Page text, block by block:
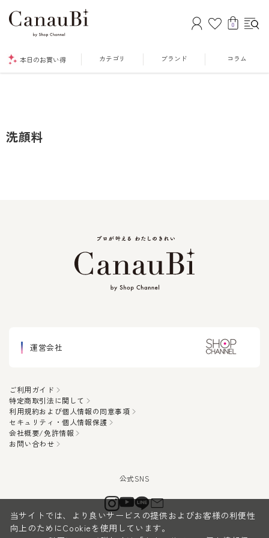
0
本日のお買い得 カテゴリ ブランド コラム
洗顔料
運営会社
ご利用ガイド
特定商取引法に関して
利用規約および個人情報の同意事項
セキュリティ・個人情報保護
会社概要/免許情報
お問い合わせ
当サイトでは、より良いサービスの提供およびお客様の利便性
向上のためにCookieを使用しています。